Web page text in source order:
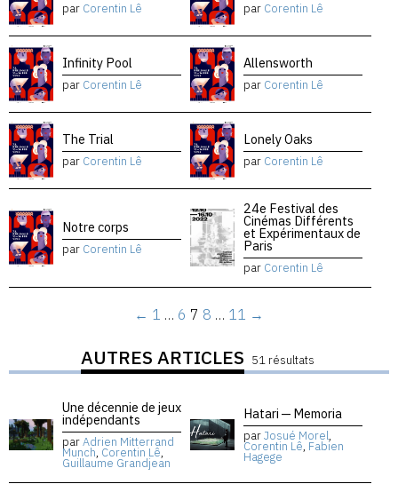
par Corentin Lê par Corentin Lê
Infinity Pool
par Corentin Lê
Allensworth
par Corentin Lê
The Trial
par Corentin Lê
Lonely Oaks
par Corentin Lê
Notre corps
par Corentin Lê
24e Festival des
Cinémas Différents
et Expérimentaux de
Paris
par Corentin Lê
← 1 … 6 7 8 … 11 →
AUTRES ARTICLES 51 résultats
Une décennie de jeux
indépendants
parAdrien Mitterrand
Munch, Corentin Lê,
Guillaume Grandjean
Hatari — Memoria
parJosué Morel,
Corentin Lê, Fabien
Hagege